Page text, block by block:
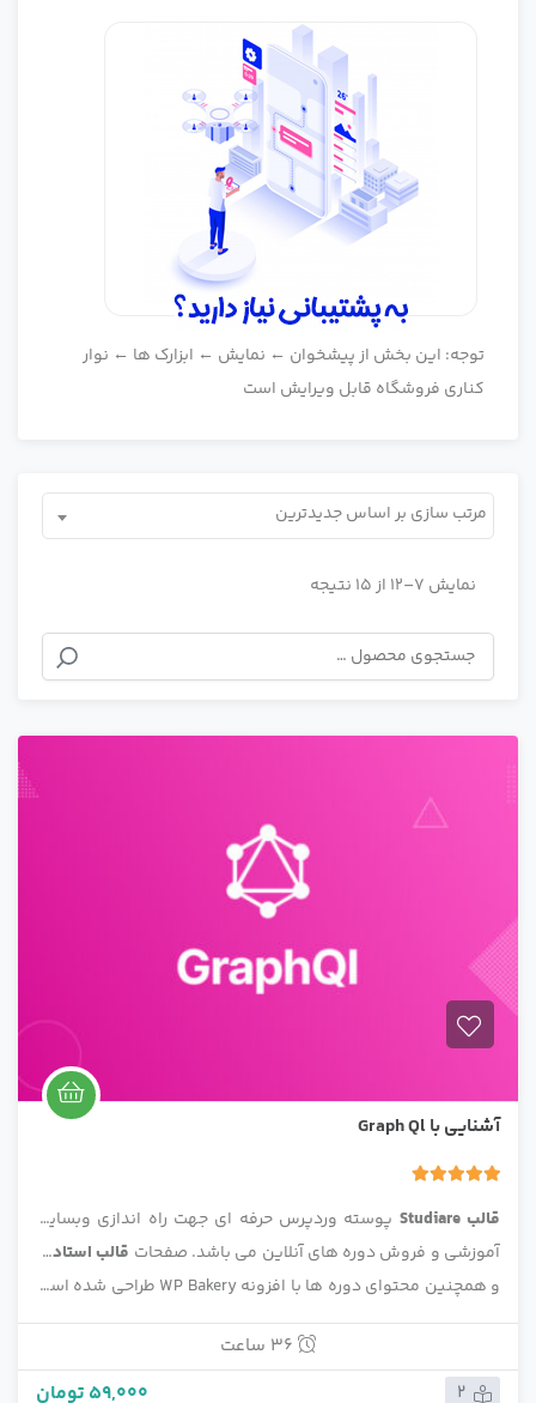
توجه: این بخش از پیشخوان ← نمایش ← ابزارک ها ← نوار
کناری فروشگاه قابل ویرایش است
مرتب سازی بر اساس جدیدترین
نمایش 7–12 از 15 نتیجه
آشنایی با Graph Ql
قالب Studiare
پوسته وردپرس حرفه ای جهت راه اندازی وبسایت
آموزشی و فروش دوره های آنلاین می باشد. صفحات قالب استادیار
و همچنین محتوای دوره ها با افزونه WP Bakery طراحی شده است
و برای ساخت اسلایدها نیز از افزونه رولوشن اسلایدر استفاده شده
2
59,000 تومان